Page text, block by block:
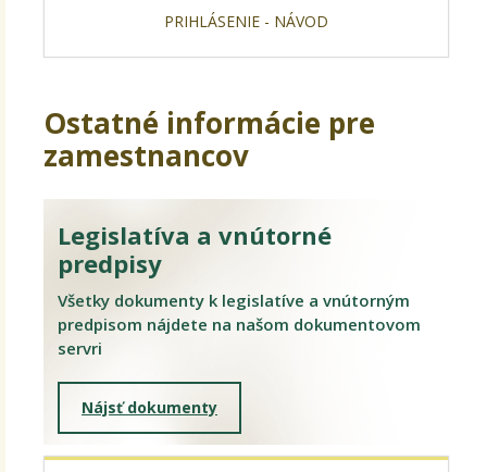
PRIHLÁSENIE - NÁVOD
Ostatné informácie pre
zamestnancov
Legislatíva a vnútorné
predpisy
Všetky dokumenty k legislatíve a vnútorným
predpisom nájdete na našom dokumentovom
servri
Nájsť dokumenty